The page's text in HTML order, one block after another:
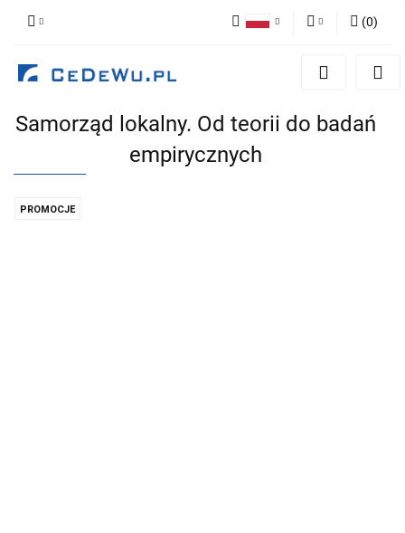
Zaloguj się
Dodaj zgłoszenie
Zgody cookies
(0)
Samorząd lokalny. Od teorii do badań
empirycznych
PROMOCJE